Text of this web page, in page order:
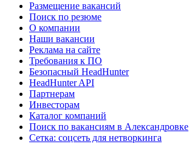
Размещение вакансий
Поиск по резюме
О компании
Наши вакансии
Реклама на сайте
Требования к ПО
Безопасный HeadHunter
HeadHunter API
Партнерам
Инвесторам
Каталог компаний
Поиск по вакансиям в Александровке
Сетка: соцсеть для нетворкинга